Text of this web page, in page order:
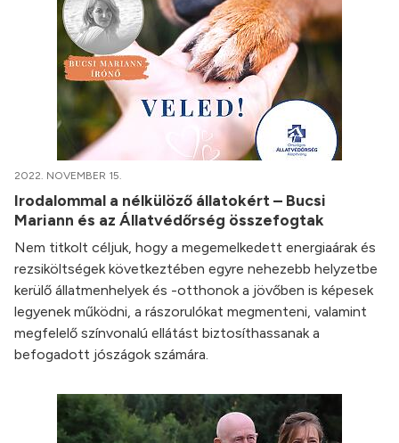
2022. NOVEMBER 15.
Irodalommal a nélkülöző állatokért – Bucsi
Mariann és az Állatvédőrség összefogtak
Nem titkolt céljuk, hogy a megemelkedett energiaárak és
rezsiköltségek következtében egyre nehezebb helyzetbe
kerülő állatmenhelyek és -otthonok a jövőben is képesek
legyenek működni, a rászorulókat megmenteni, valamint
megfelelő színvonalú ellátást biztosíthassanak a
befogadott jószágok számára.